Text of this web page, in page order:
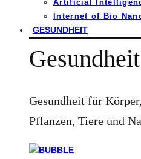
Artificial
Internet of Bio
GESUNDHEIT
Gesundheit
Gesundheit für
Pflanzen, Tiere und